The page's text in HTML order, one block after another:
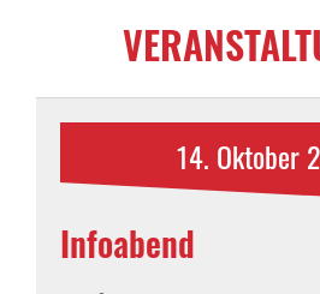
14. Oktober
Infoabend